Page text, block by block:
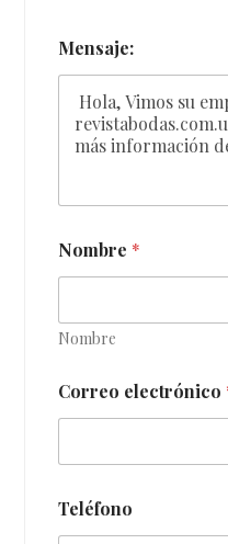
Mensaje:
Nombre *
Nombre
Correo electrónico
Teléfono